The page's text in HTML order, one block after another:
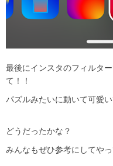
最後にインスタのフィルタ
て！！
パズルみたいに動いて可愛い
どうだったかな？
みんなもぜひ参考にしてや